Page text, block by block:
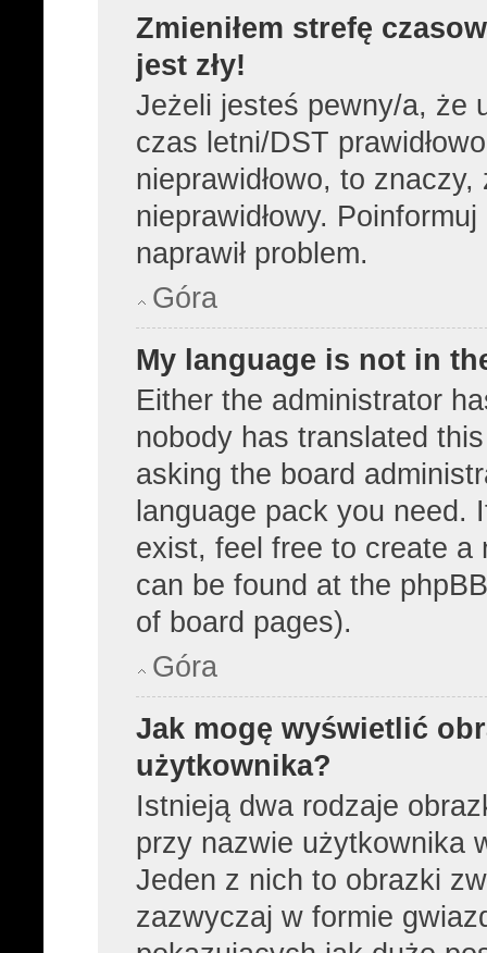
Zmieniłem strefę
jest zły!
Jeżeli jesteś pewny/a, że
czas letni/DST
nieprawidłowo, to
nieprawidłowy.
naprawił problem.
Góra
My language is not in
Either the administrator
nobody has translated
asking the board
language pack you need.
exist, feel free to create a
can be found at the
of board pages).
Góra
Jak mogę wyświetlić
użytkownika?
Istnieją dwa rodzaje
przy nazwie użytkownika
Jeden z nich to obrazki
zazwyczaj w formie